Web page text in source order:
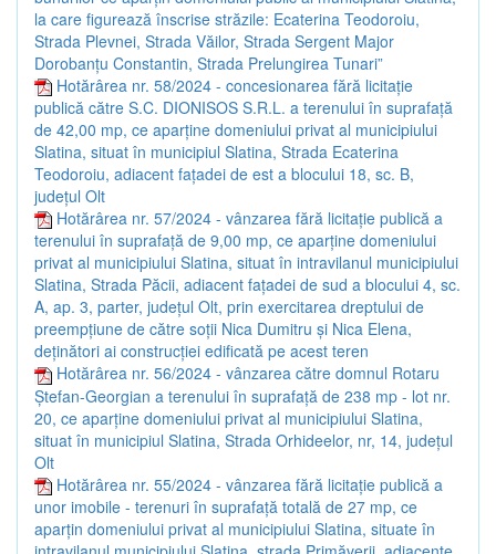
la care figurează înscrise străzile: Ecaterina Teodoroiu,
Strada Plevnei, Strada Văilor, Strada Sergent Major
Dorobanțu Constantin, Strada Prelungirea Tunari”
Hotărârea nr. 58/2024 - concesionarea fără licitație
publică către S.C. DIONISOS S.R.L. a terenului în suprafață
de 42,00 mp, ce aparține domeniului privat al municipiului
Slatina, situat în municipiul Slatina, Strada Ecaterina
Teodoroiu, adiacent fațadei de est a blocului 18, sc. B,
județul Olt
Hotărârea nr. 57/2024 - vânzarea fără licitație publică a
terenului în suprafață de 9,00 mp, ce aparține domeniului
privat al municipiului Slatina, situat în intravilanul municipiului
Slatina, Strada Păcii, adiacent fațadei de sud a blocului 4, sc.
A, ap. 3, parter, județul Olt, prin exercitarea dreptului de
preempțiune de către soții Nica Dumitru și Nica Elena,
deținători ai construcției edificată pe acest teren
Hotărârea nr. 56/2024 - vânzarea către domnul Rotaru
Ștefan-Georgian a terenului în suprafață de 238 mp - lot nr.
20, ce aparține domeniului privat al municipiului Slatina,
situat în municipiul Slatina, Strada Orhideelor, nr, 14, județul
Olt
Hotărârea nr. 55/2024 - vânzarea fără licitație publică a
unor imobile - terenuri în suprafață totală de 27 mp, ce
aparțin domeniului privat al municipiului Slatina, situate în